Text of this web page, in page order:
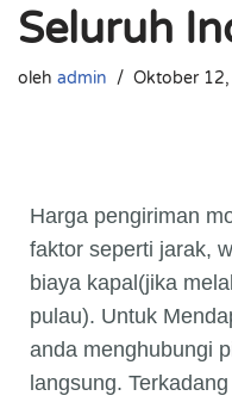
Seluruh
oleh admin Oktober
Harga pengiriman
faktor seperti jarak,
biaya kapal(jika
pulau). Untuk
anda menghubungi
langsung.